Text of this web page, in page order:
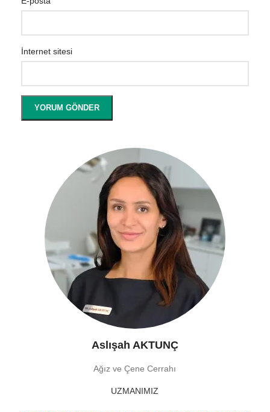
Aslışah AKTUNÇ
Ağız ve Çene Cerrahı
UZMANIMIZ
İnternet sitesi